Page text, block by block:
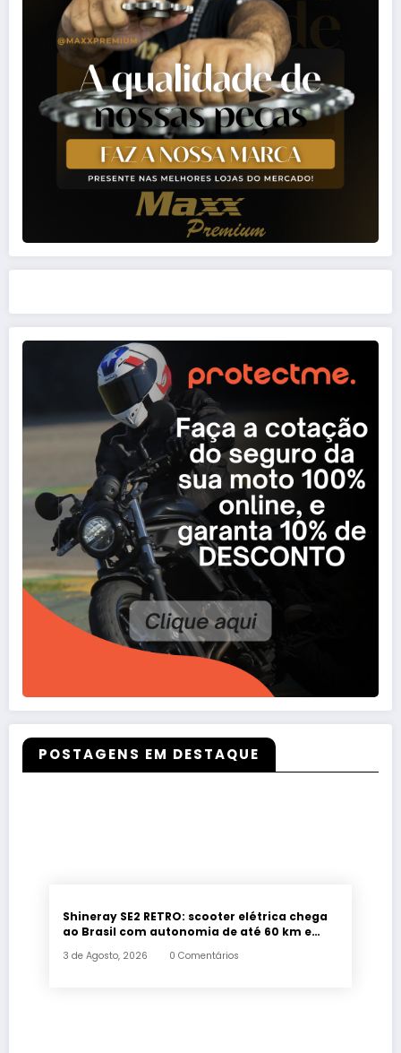
POSTAGENS EM DESTAQUE
Shineray SE2 RETRO: scooter elétrica chega
ao Brasil com autonomia de até 60 km e
3 de Agosto, 2026 0 Comentários